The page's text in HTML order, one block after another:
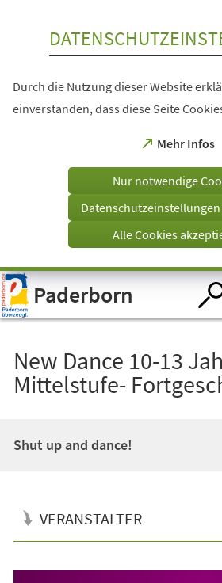
Visuelle
Assistenzsoftware
öffnen.
Durch die Nutzung dieser Website
einverstanden, dass diese Seite
Mehr Infos
(Öffnet
einem
Tab)
Nur notwendige
Alle Cookies
Paderborn
New Dance 10-13
Mittelstufe-
Shut up and dance!
VERANSTALTER